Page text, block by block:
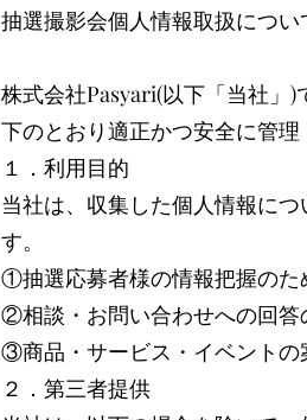
抽選撮影会個人情報取扱につい
株式会社Pasyari(以下「当社」
下のとおり適正かつ安全に管
１．利用目的
当社は、収集した個人情報に
す。
①抽選応募者様の情報把握のた
②相談・お問い合わせへの回答
③商品・サービス・イベントの
２．第三者提供